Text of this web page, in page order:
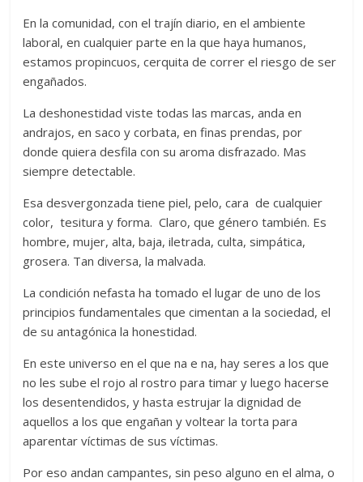
En la comunidad, con el trajín diario, en el ambiente
laboral, en cualquier parte en la que haya humanos,
estamos propincuos, cerquita de correr el riesgo de ser
engañados.
La deshonestidad viste todas las marcas, anda en
andrajos, en saco y corbata, en finas prendas, por
donde quiera desfila con su aroma disfrazado. Mas
siempre detectable.
Esa desvergonzada tiene piel, pelo, cara de cualquier
color, tesitura y forma. Claro, que género también. Es
hombre, mujer, alta, baja, iletrada, culta, simpática,
grosera. Tan diversa, la malvada.
La condición nefasta ha tomado el lugar de uno de los
principios fundamentales que cimentan a la sociedad, el
de su antagónica la honestidad.
En este universo en el que na e na, hay seres a los que
no les sube el rojo al rostro para timar y luego hacerse
los desentendidos, y hasta estrujar la dignidad de
aquellos a los que engañan y voltear la torta para
aparentar víctimas de sus víctimas.
Por eso andan campantes, sin peso alguno en el alma, o